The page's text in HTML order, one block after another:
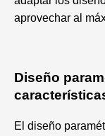
aprovechar al
Diseño
El diseño